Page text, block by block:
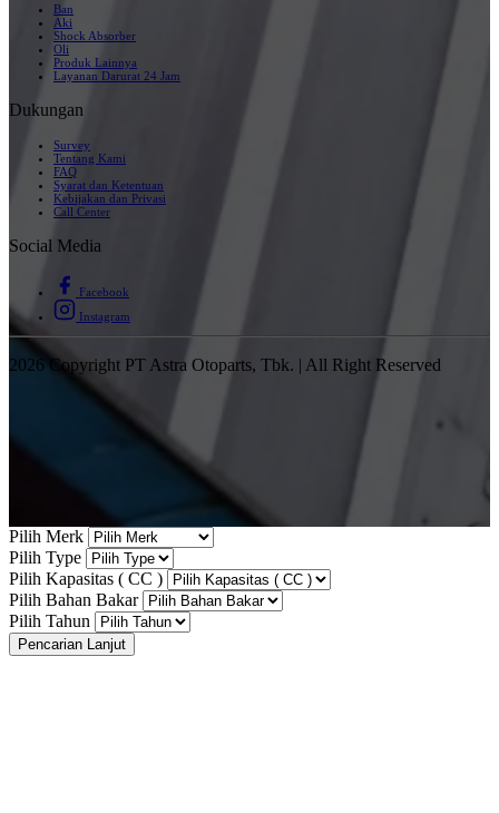
Ban
Aki
Shock Absorber
Oli
Produk Lainnya
Layanan Darurat 24 Jam
Dukungan
Survey
Tentang Kami
FAQ
Syarat dan Ketentuan
Kebijakan dan Privasi
Call Center
Social Media
Facebook
Instagram
2026 Copyright PT Astra Otoparts, Tbk. | All Right Reserved
Pilih Merk
Pilih Type
Pilih Kapasitas ( CC )
Pilih Bahan Bakar
Pilih Tahun
Pencarian Lanjut